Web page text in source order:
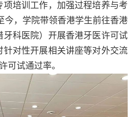
项培训工作，加强过程培养与考
今，学院带领香港学生前往香港
牙科医院）开展香港牙医许可试
针对性开展相关讲座等对外交流
可试通过率。